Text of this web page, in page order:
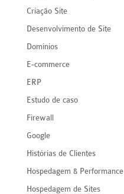
Criação Site
Desenvolvimento de Site
Domínios
E-commerce
ERP
Estudo de caso
Firewall
Google
Histórias de Clientes
Hospedagem & Performance
Hospedagem de Sites